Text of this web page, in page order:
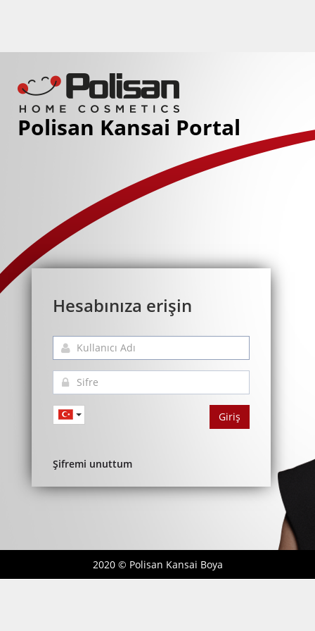
Polisan Kansai Portal
Hesabınıza erişin
Giriş
Şifremi unuttum
2020 © Polisan Kansai Boya